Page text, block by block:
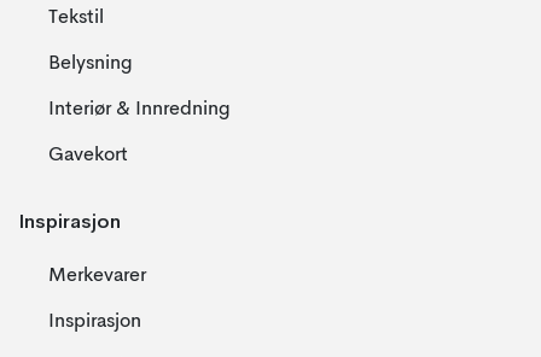
Tekstil
Belysning
Interiør & Innredning
Gavekort
Inspirasjon
Merkevarer
Inspirasjon